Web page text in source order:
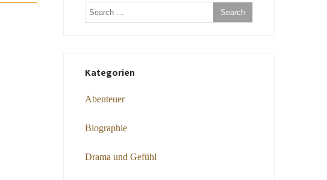
Kategorien
Abenteuer
Biographie
Drama und Gefühl